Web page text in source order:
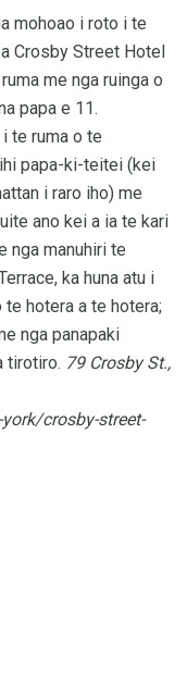
mohoao i roto i te
Crosby Street Hotel
me nga ruinga o
papa e 11.
te ruma o te
papa-ki-teitei (kei
i raro iho) me
ano kei a ia te kari
nga manuhiri te
ka huna atu i
hotera a te hotera;
nga panapaki
tirotiro. 79 Crosby St.,
crosby-street-